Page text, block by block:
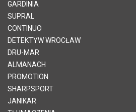
GARDINIA
SUPRAL
CONTINUO
DETEKTYW WROCŁAW
DRU-MAR
ALMANACH
PROMOTION
SHARPSPORT
JANIKAR